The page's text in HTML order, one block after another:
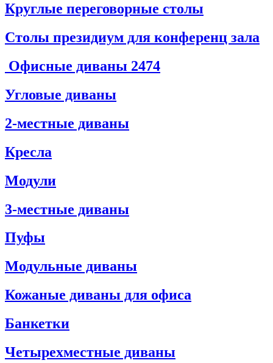
Круглые переговорные столы
Столы президиум для конференц зала
Офисные диваны 2474
Угловые диваны
2-местные диваны
Кресла
Модули
3-местные диваны
Пуфы
Модульные диваны
Кожаные диваны для офиса
Банкетки
Четырехместные диваны